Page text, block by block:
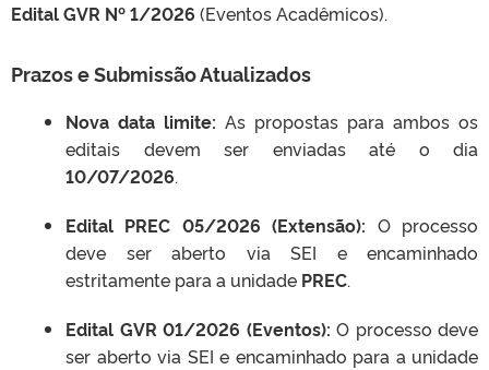
Edital GVR Nº 1/2026 (Eventos Acadêmicos).
Prazos e Submissão Atualizados
Nova data limite: As propostas para ambos os
editais devem ser enviadas até o dia
10/07/2026.
Edital PREC 05/2026 (Extensão): O processo
deve ser aberto via SEI e encaminhado
estritamente para a unidade PREC.
Edital GVR 01/2026 (Eventos): O processo deve
ser aberto via SEI e encaminhado para a unidade